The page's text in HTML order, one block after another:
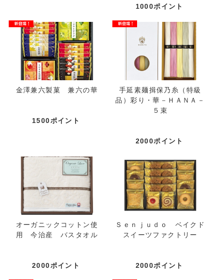
1000ポイント
金澤兼六製菓 兼六の華
1500ポイント
手延素麺揖保乃糸（特級
品）彩り・華－ＨＡＮＡ－
５束
2000ポイント
オーガニックコットン使
用 今治産 バスタオル
2000ポイント
Ｓｅｎｊｕｄｏ ベイクド
スイーツファクトリー
2000ポイント